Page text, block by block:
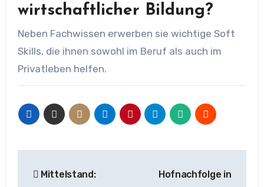
wirtschaftlicher Bildung?
Neben Fachwissen erwerben sie wichtige Soft
Skills, die ihnen sowohl im Beruf als auch im
Privatleben helfen.
Mittelstand:
Hofnachfolge in